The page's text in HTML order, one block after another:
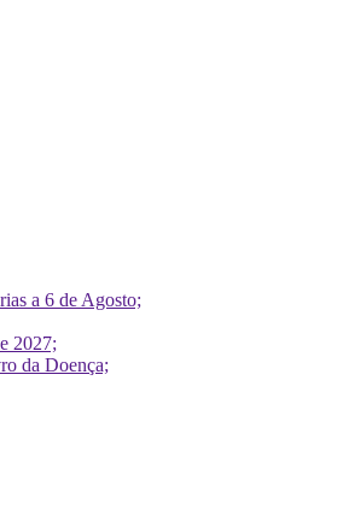
a 6 de Agosto;
2027;
da Doença;